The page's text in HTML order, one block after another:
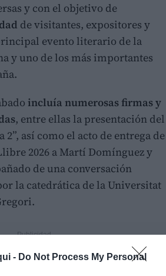
- Do Not Process My Personal
y con el objetivo de
de visitantes, expositores y
evento literario de la
y uno de los más importantes
incluía numerosas firmas y
, entre ellas la presentación del
2”, así como el acto de entrega de
2026 a Martí Domínguez y
de una conversación
la catedrática de la Universitat